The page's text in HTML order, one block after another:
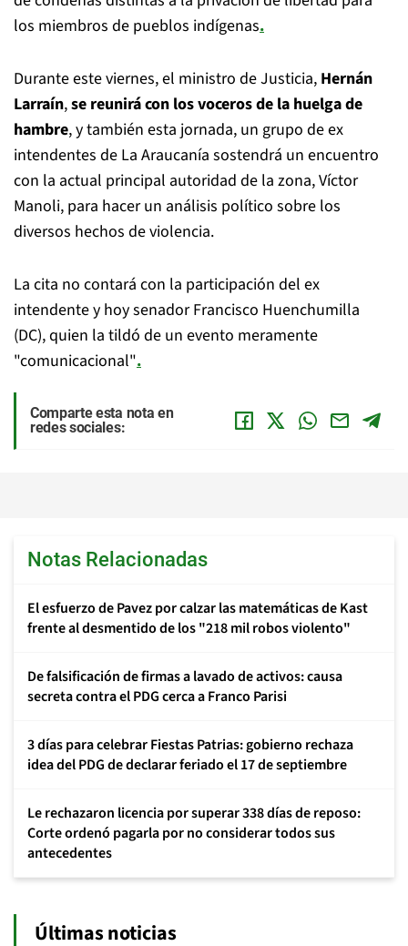
los miembros de pueblos indígenas.
Durante este viernes, el ministro de Justicia, Hernán
Larraín,se reunirá con los voceros de la huelga de
hambre, y también esta jornada, un grupo de ex
intendentes de La Araucanía sostendrá un encuentro
con la actual principal autoridad de la zona, Víctor
Manoli, para hacer un análisis político sobre los
diversos hechos de violencia.
La cita no contará con la participación del ex
intendente y hoy senador Francisco Huenchumilla
(DC), quien la tildó de un evento meramente
"comunicacional".
Comparte esta nota en
redes sociales:
Notas Relacionadas
El esfuerzo de Pavez por calzar las matemáticas de Kast
frente al desmentido de los "218 mil robos violento"
De falsificación de firmas a lavado de activos: causa
secreta contra el PDG cerca a Franco Parisi
3 días para celebrar Fiestas Patrias: gobierno rechaza
idea del PDG de declarar feriado el 17 de septiembre
Le rechazaron licencia por superar 338 días de reposo:
Corte ordenó pagarla por no considerar todos sus
antecedentes
Últimas noticias